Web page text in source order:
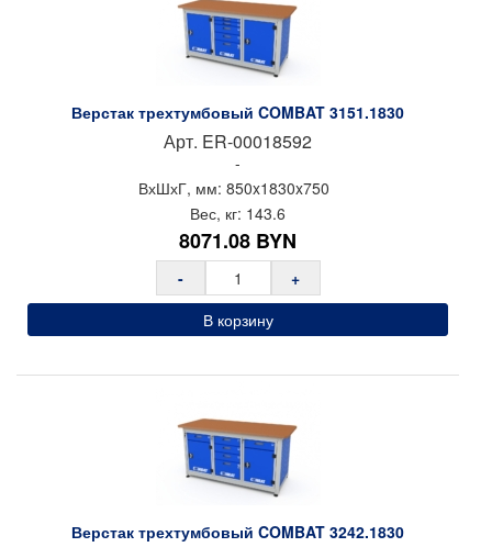
Верстак трехтумбовый COMBAT 3151.1830
Арт. ER-00018592
-
ВхШхГ, мм: 850x1830x750
Вес, кг: 143.6
8071.08 BYN
-
+
В корзину
Верстак трехтумбовый COMBAT 3242.1830